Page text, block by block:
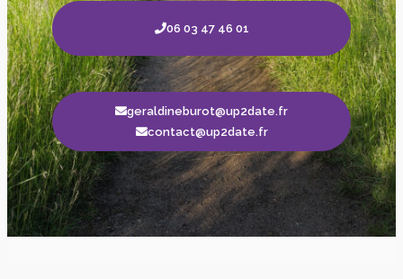
06 03 47 46 01
geraldineburot@up2date.fr
contact@up2date.fr